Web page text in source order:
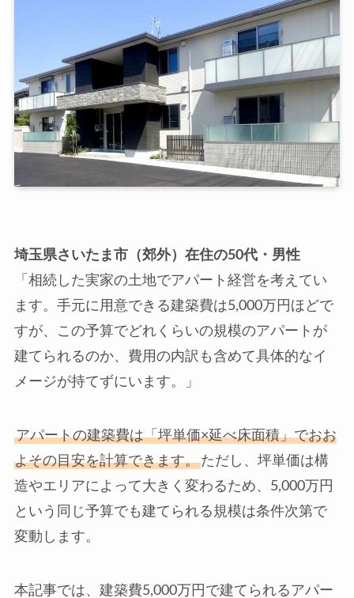
埼玉県さいたま市（郊外）在住の50代・男性
「相続した実家の土地でアパート経営を考えてい
ます。手元に用意できる建築費は5,000万円ほどで
すが、この予算でどれくらいの規模のアパートが
建てられるのか、費用の内訳も含めて具体的なイ
メージが持てずにいます。」
アパートの建築費は「坪単価×延べ床面積」でおお
よその目安を計算できます。ただし、坪単価は構
造やエリアによって大きく変わるため、5,000万円
という同じ予算でも建てられる規模は条件次第で
変動します。
本記事では、建築費5,000万円で建てられるアパー